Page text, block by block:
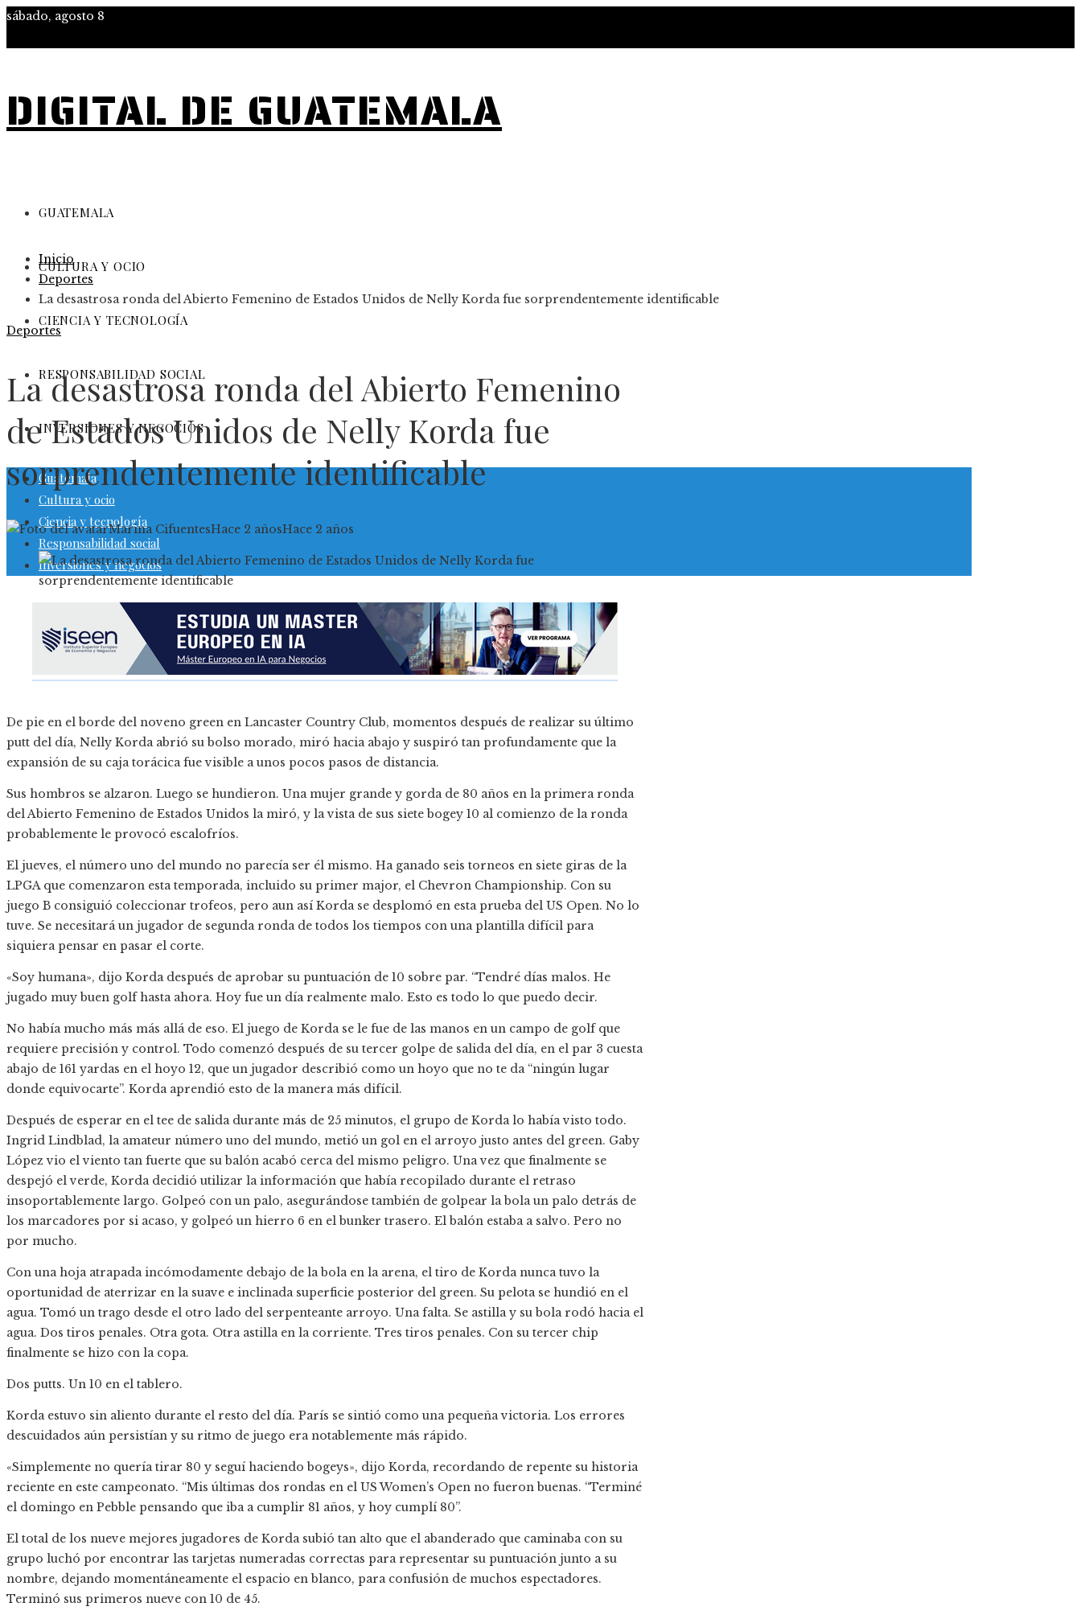
sábado, agosto 8
DIGITAL DE GUATEMALA
GUATEMALA
CULTURA Y OCIO
CIENCIA Y TECNOLOGÍA
RESPONSABILIDAD SOCIAL
INVERSIONES Y NEGOCIOS
Guatemala
Cultura y ocio
Ciencia y tecnología
Responsabilidad social
Inversiones y negocios
Inicio
Deportes
La desastrosa ronda del Abierto Femenino de Estados Unidos de Nelly Korda fue sorprendentemente identificable
Deportes
La desastrosa ronda del Abierto Femenino
de Estados Unidos de Nelly Korda fue
sorprendentemente identificable
Marina CifuentesHace 2 añosHace 2 años
De pie en el borde del noveno green en Lancaster Country Club, momentos después de realizar su último
putt del día, Nelly Korda abrió su bolso morado, miró hacia abajo y suspiró tan profundamente que la
expansión de su caja torácica fue visible a unos pocos pasos de distancia.
Sus hombros se alzaron. Luego se hundieron. Una mujer grande y gorda de 80 años en la primera ronda
del Abierto Femenino de Estados Unidos la miró, y la vista de sus siete bogey 10 al comienzo de la ronda
probablemente le provocó escalofríos.
El jueves, el número uno del mundo no parecía ser él mismo. Ha ganado seis torneos en siete giras de la
LPGA que comenzaron esta temporada, incluido su primer major, el Chevron Championship. Con su
juego B consiguió coleccionar trofeos, pero aun así Korda se desplomó en esta prueba del US Open. No lo
tuve. Se necesitará un jugador de segunda ronda de todos los tiempos con una plantilla difícil para
siquiera pensar en pasar el corte.
«Soy humana», dijo Korda después de aprobar su puntuación de 10 sobre par. “Tendré días malos. He
jugado muy buen golf hasta ahora. Hoy fue un día realmente malo. Esto es todo lo que puedo decir.
No había mucho más más allá de eso. El juego de Korda se le fue de las manos en un campo de golf que
requiere precisión y control. Todo comenzó después de su tercer golpe de salida del día, en el par 3 cuesta
abajo de 161 yardas en el hoyo 12, que un jugador describió como un hoyo que no te da “ningún lugar
donde equivocarte”. Korda aprendió esto de la manera más difícil.
Después de esperar en el tee de salida durante más de 25 minutos, el grupo de Korda lo había visto todo.
Ingrid Lindblad, la amateur número uno del mundo, metió un gol en el arroyo justo antes del green. Gaby
López vio el viento tan fuerte que su balón acabó cerca del mismo peligro. Una vez que finalmente se
despejó el verde, Korda decidió utilizar la información que había recopilado durante el retraso
insoportablemente largo. Golpeó con un palo, asegurándose también de golpear la bola un palo detrás de
los marcadores por si acaso, y golpeó un hierro 6 en el bunker trasero. El balón estaba a salvo. Pero no
por mucho.
Con una hoja atrapada incómodamente debajo de la bola en la arena, el tiro de Korda nunca tuvo la
oportunidad de aterrizar en la suave e inclinada superficie posterior del green. Su pelota se hundió en el
agua. Tomó un trago desde el otro lado del serpenteante arroyo. Una falta. Se astilla y su bola rodó hacia el
agua. Dos tiros penales. Otra gota. Otra astilla en la corriente. Tres tiros penales. Con su tercer chip
finalmente se hizo con la copa.
Dos putts. Un 10 en el tablero.
Korda estuvo sin aliento durante el resto del día. París se sintió como una pequeña victoria. Los errores
descuidados aún persistían y su ritmo de juego era notablemente más rápido.
«Simplemente no quería tirar 80 y seguí haciendo bogeys», dijo Korda, recordando de repente su historia
reciente en este campeonato. “Mis últimas dos rondas en el US Women’s Open no fueron buenas. “Terminé
el domingo en Pebble pensando que iba a cumplir 81 años, y hoy cumplí 80”.
El total de los nueve mejores jugadores de Korda subió tan alto que el abanderado que caminaba con su
grupo luchó por encontrar las tarjetas numeradas correctas para representar su puntuación junto a su
nombre, dejando momentáneamente el espacio en blanco, para confusión de muchos espectadores.
Terminó sus primeros nueve con 10 de 45.